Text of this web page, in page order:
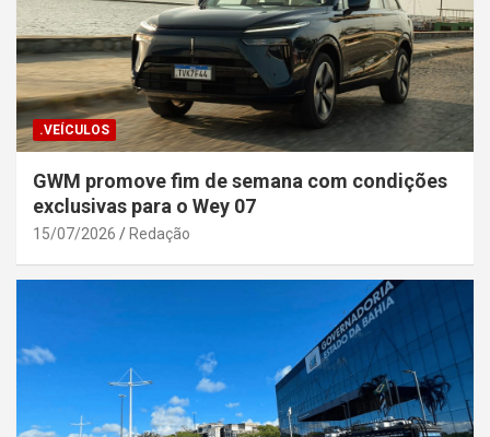
.VEÍCULOS
GWM promove fim de semana com condições
exclusivas para o Wey 07
15/07/2026 Redação